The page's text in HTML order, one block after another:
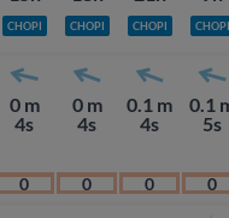
CHOPI
0 m
4s
0
CHOPI
0 m
4s
0
CHOPI
0.1 m
4s
0
CHOPI
0.1
5s
0